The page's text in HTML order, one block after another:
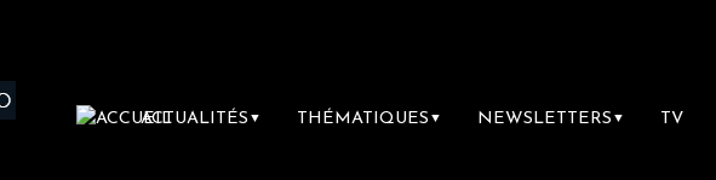
ACTUALITÉS ▼ THÉMATIQUES ▼ NEWSLETTERS ▼ TV